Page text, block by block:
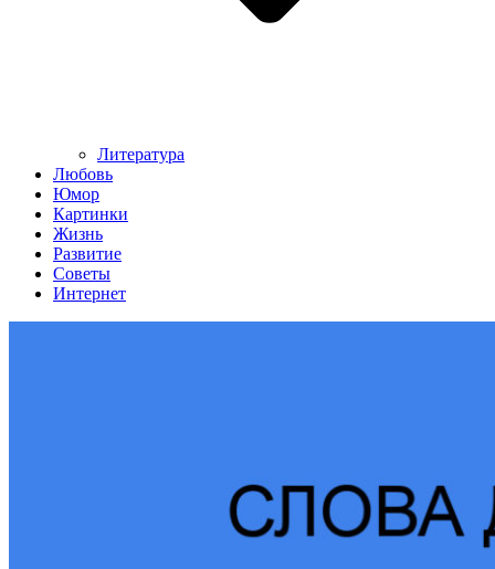
Литература
Любовь
Юмор
Картинки
Жизнь
Развитие
Советы
Интернет